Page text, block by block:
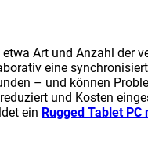
Art und Anzahl der
eine
– und können
und Kosten
ein Rugged Tablet